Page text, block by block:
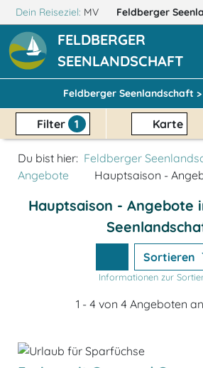
Dein Reiseziel: MV Feldberger
FELDBERGER
SEENLANDSCHAFT
Feldberger Seenlandschaft >
Filter 1 Karte
Du bist hier: Feldberger
Angebote
Hauptsaison -
Hauptsaison - Angebote
Sortieren
Informationen zur
1 - 4 von 4 Angeboten